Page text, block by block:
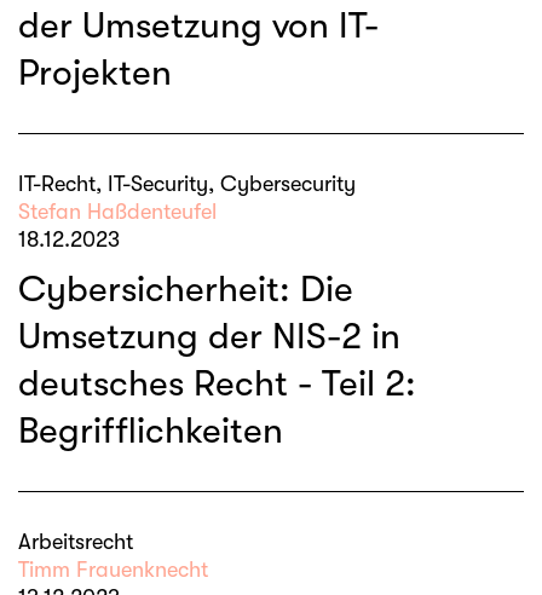
der Umsetzung von IT-
Projekten
IT-Recht, IT-Security, Cybersecurity
Stefan Haßdenteufel
18.12.2023
Cybersicherheit: Die
Umsetzung der NIS-2 in
deutsches Recht - Teil 2:
Begrifflichkeiten
Arbeitsrecht
Timm Frauenknecht